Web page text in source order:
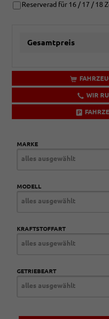
Reserverad für 16 / 17 / 18
Gesamtpreis
WIR
MARKE
alles ausgewählt
MODELL
alles ausgewählt
KRAFTSTOFFART
alles ausgewählt
GETRIEBEART
alles ausgewählt